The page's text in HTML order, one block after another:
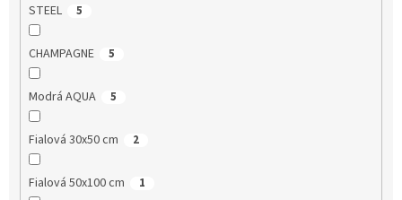
STEEL 5
CHAMPAGNE 5
Modrá AQUA 5
Fialová 30x50 cm 2
Fialová 50x100 cm 1